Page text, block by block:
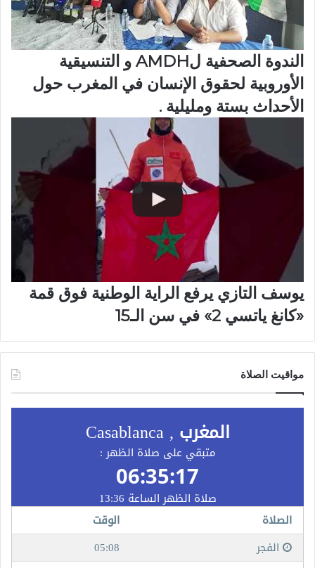
الندوة الصحفية لAMDH و التنسيقية
الأوروبية لحقوق الإنسان في المغرب حول
الأحداث بستة ومليلية .
يوسف التازي يرفع الراية الوطنية فوق قمة
«كانغ ياتسي 2» في سن الـ15
مواقيت الصلاة